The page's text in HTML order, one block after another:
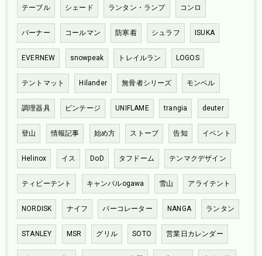
テーブル シェード ランタン・ランプ コンロ
バーナー コールマン 防寒着 シュラフ ISUKA
EVERNEW snowpeak トレイルラン LOGOS
テントマット Hilander 無骨者シリーズ モンベル
調理器具 ビンテージ UNIFLAME trangia deuter
登山 情報記事 始め方 ストーブ 告知 イベント
Helinox イス DoD タフドーム テンマクデザイン
ティピーテント キャンパルogawa 雪山 アライテント
NORDISK ナイフ パーコレーター NANGA ランタン
STANLEY MSR グリル SOTO 営業日カレンダー